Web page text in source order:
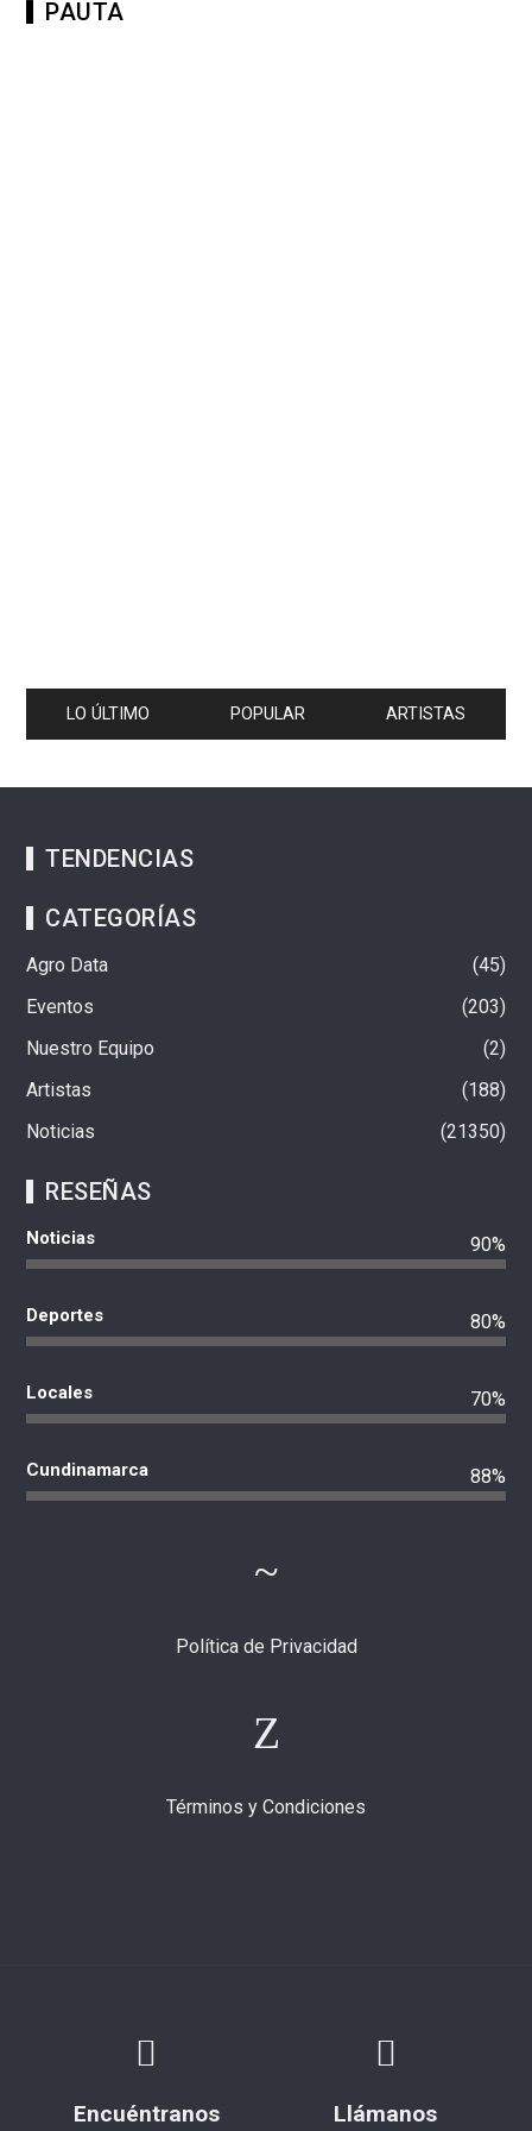
PAUTA
LO ÚLTIMO POPULAR ARTISTAS
TENDENCIAS
CATEGORÍAS
Agro Data
45
Eventos
203
Nuestro Equipo
2
Artistas
188
Noticias
21350
RESEÑAS
Noticias 90%
Deportes 80%
Locales 70%
Cundinamarca 88%
Política de Privacidad
Términos y Condiciones
Encuéntranos Llámanos